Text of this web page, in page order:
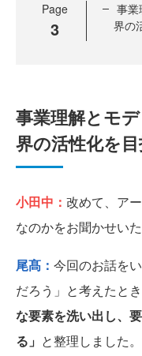
Page
3
事業
界の
事業理解とモ
界の活性化を
小田中： 改めて、ア
なのかをお聞かせいた
尾髙： 今回のお話を
だろう」と考えたとき
な要素を洗い出し、
る」 と整理しました